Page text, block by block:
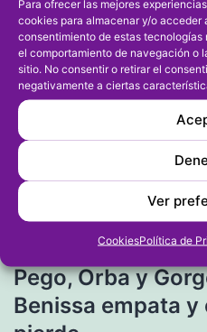
Para ofrecer las mejores
cookies para almacenar y/o acceder
consentimiento de estas
el comportamiento de navegación o
sitio. No consentir o retirar el
negativamente a ciertas
Ver
CookiesPolítica de
Navegación
de
entradas
Entrada anterior
Suspendida la
Desamparados
Liga Suma
Entrada siguiente
Pego, Orba y
Benissa empata y